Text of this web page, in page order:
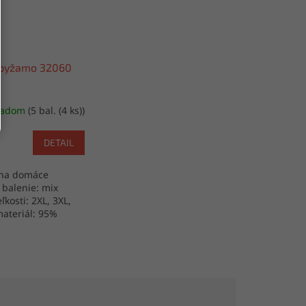
32060
(5 bal. (4 ks))
DETAIL
domáce
mix
2XL, 3XL,
95%